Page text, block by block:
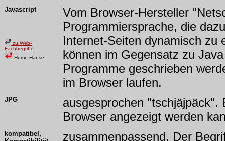
Javascript
zu Web-
Fachbegriffe
Home Hanse
Vom Browser-Hersteller
Programmiersprache, die
Internet-Seiten dynamisch zu
können im Gegensatz zu
Programme geschrieben
im Browser laufen.
JPG
ausgesprochen "tschjäjpäck".
Browser angezeigt werden
kompatibel,
zusammenpassend. Der